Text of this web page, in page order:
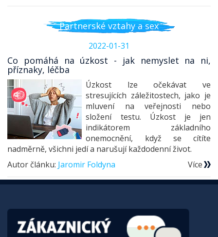
Partnerské vztahy a sex
2022-01-31
Co pomáhá na úzkost - jak nemyslet na ni,
příznaky, léčba
Úzkost lze očekávat ve
stresujících záležitostech, jako je
mluvení na veřejnosti nebo
složení testu. Úzkost je jen
indikátorem základního
onemocnění, když se cítíte
nadměrně, všichni jedí a narušují každodenní život.
Autor článku: Jaromir Foldyna Více